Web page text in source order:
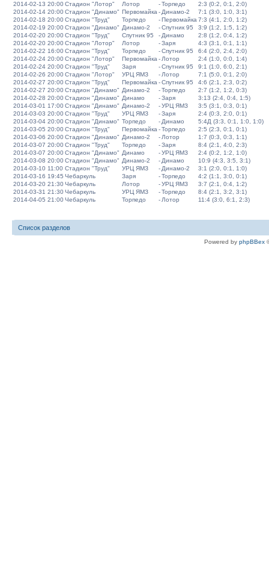
2014-02-13 20:00Стадион "Лотор" Лотор -Торпедо
2:3 (0:2, 0:1, 2:0)
2014-02-14 20:00Стадион "Динамо" Первомайка - Динамо-2
7:1 (3:0, 1:0, 3:1)
2014-02-18 20:00Стадион "Труд" Торпедо -Первомайка 7:3 (4:1, 2:0, 1:2)
2014-02-19 20:00Стадион "Динамо" Динамо-2 -Спутник 95
3:9 (1:2, 1:5, 1:2)
2014-02-20 20:00Стадион "Труд" Спутник 95 - Динамо
2:8 (1:2, 0:4, 1:2)
2014-02-20 20:00Стадион "Лотор" Лотор -Заря
4:3 (3:1, 0:1, 1:1)
2014-02-22 16:00Стадион "Труд" Торпедо -Спутник 95
6:4 (2:0, 2:4, 2:0)
2014-02-24 20:00Стадион "Лотор" Первомайка - Лотор
2:4 (1:0, 0:0, 1:4)
2014-02-24 20:00Стадион "Труд" Заря -Спутник 95
9:1 (1:0, 6:0, 2:1)
2014-02-26 20:00Стадион "Лотор" УРЦ ЯМЗ - Лотор
7:1 (5:0, 0:1, 2:0)
2014-02-27 20:00Стадион "Труд" Первомайка -Спутник 95
4:6 (2:1, 2:3, 0:2)
2014-02-27 20:00Стадион "Динамо" Динамо-2 -Торпедо
2:7 (1:2, 1:2, 0:3)
2014-02-28 20:00Стадион "Динамо" Динамо -Заря
3:13 (2:4, 0:4, 1:5)
2014-03-01 17:00Стадион "Динамо" Динамо-2 -УРЦ ЯМЗ
3:5 (3:1, 0:3, 0:1)
2014-03-03 20:00Стадион "Труд" УРЦ ЯМЗ -Заря
2:4 (0:3, 2:0, 0:1)
2014-03-04 20:00Стадион "Динамо" Торпедо - Динамо
5:4Д (3:3, 0:1, 1:0, 1:0)
2014-03-05 20:00Стадион "Труд" Первомайка -Торпедо
2:5 (2:3, 0:1, 0:1)
2014-03-06 20:00Стадион "Динамо" Динамо-2 - Лотор
1:7 (0:3, 0:3, 1:1)
2014-03-07 20:00Стадион "Труд" Торпедо -Заря
8:4 (2:1, 4:0, 2:3)
2014-03-07 20:00Стадион "Динамо" Динамо -УРЦ ЯМЗ
2:4 (0:2, 1:2, 1:0)
2014-03-08 20:00Стадион "Динамо" Динамо-2 - Динамо
10:9 (4:3, 3:5, 3:1)
2014-03-10 11:00 Стадион "Труд" УРЦ ЯМЗ - Динамо-2
3:1 (2:0, 0:1, 1:0)
2014-03-16 19:45 Чебаркуль Заря -Торпедо
4:2 (1:1, 3:0, 0:1)
2014-03-20 21:30Чебаркуль Лотор -УРЦ ЯМЗ
3:7 (2:1, 0:4, 1:2)
2014-03-31 21:30Чебаркуль УРЦ ЯМЗ -Торпедо
8:4 (2:1, 3:2, 3:1)
2014-04-05 21:00Чебаркуль Торпедо - Лотор 11:4 (3:0, 6:1, 2:3)
Список разделов
Powered by phpBBex